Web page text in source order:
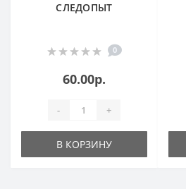
СЛЕДОПЫТ
0
60.00р.
- +
В КОРЗИНУ